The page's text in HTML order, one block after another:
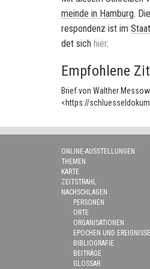
mein­de in Ham­burg.
re­spon­denz ist im
det sich hier.
Empfohlene
Brief von Walther
<https://
ONLINE-AUSSTELLUNGEN
THEMEN
KARTE
ZEITSTRAHL
NACHSCHLAGEN
PERSONEN
ORTE
ORGANISATIONEN
EPOCHEN UND EREIGNISSE
BIBLIOGRAFIE
BEITRÄGE
GLOSSAR